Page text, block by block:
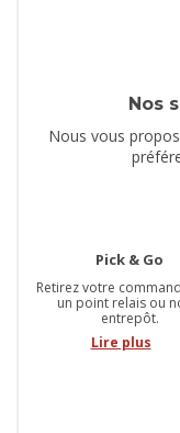
Nos
Nous vous
Pick & Go
Retirez votre
un point relais ou
entrepôt.
Lire plus